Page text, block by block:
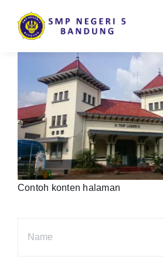
content
Contoh konten halaman